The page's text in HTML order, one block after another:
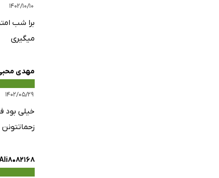
۱۴۰۲/۱۰/۱۰
میگیری
مهدی
۱۴۰۲/۰۵/۲۹
خیلی بود
زحماتتونن